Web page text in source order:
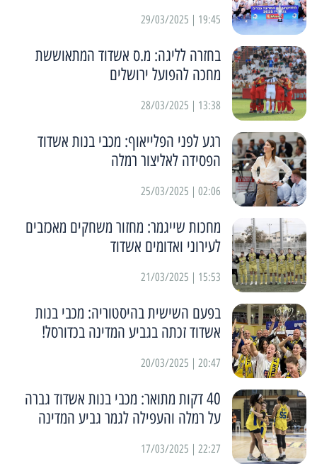
19:45 | 29/03/2025
בחזרה לליגה: מ.ס אשדוד המתאוששת
מחכה להפועל ירושלים
13:38 | 28/03/2025
רגע לפני הפלייאוף: מכבי בנות אשדוד
הפסידה לאליצור רמלה
02:06 | 25/03/2025
מחכות שייגמר: מחזור משחקים מאכזבים
לעירוני ואדומים אשדוד
15:53 | 21/03/2025
בפעם השישית בהיסטוריה: מכבי בנות
אשדוד זכתה בגביע המדינה בכדורסל!
20:47 | 20/03/2025
40 דקות מתואר: מכבי בנות אשדוד גברה
על רמלה והעפילה לגמר גביע המדינה
22:27 | 17/03/2025